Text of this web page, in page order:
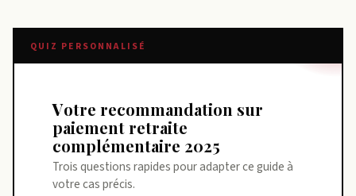
QUIZ PERSONNALISÉ
Votre recommandation sur
paiement retraite
complémentaire 2025
Trois questions rapides pour adapter ce guide à
votre cas précis.